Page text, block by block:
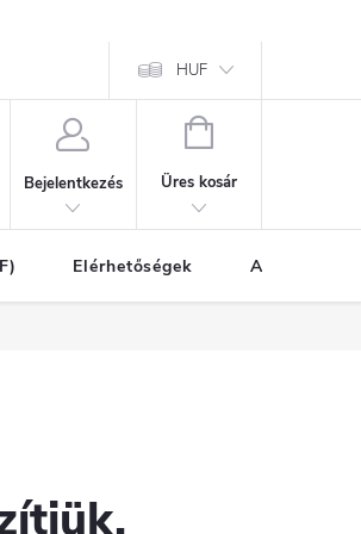
HUF
Bejelentkezés
KOSÁR
Üres kosár
Elérhetőségek A vásárlás